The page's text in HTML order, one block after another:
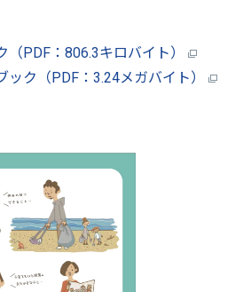
PDF：806.3キロバイト）
ク（PDF：3.24メガバイト）